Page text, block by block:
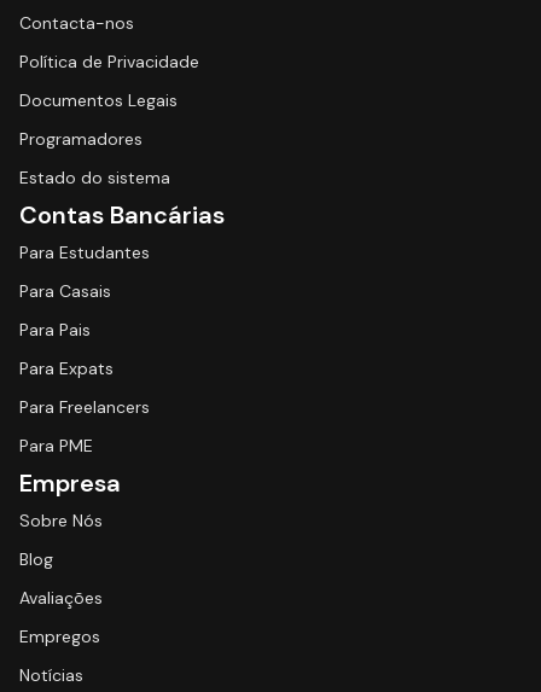
Contacta-nos
Política de Privacidade
Documentos Legais
Programadores
Estado do sistema
Contas Bancárias
Para Estudantes
Para Casais
Para Pais
Para Expats
Para Freelancers
Para PME
Empresa
Sobre Nós
Blog
Avaliações
Empregos
Notícias